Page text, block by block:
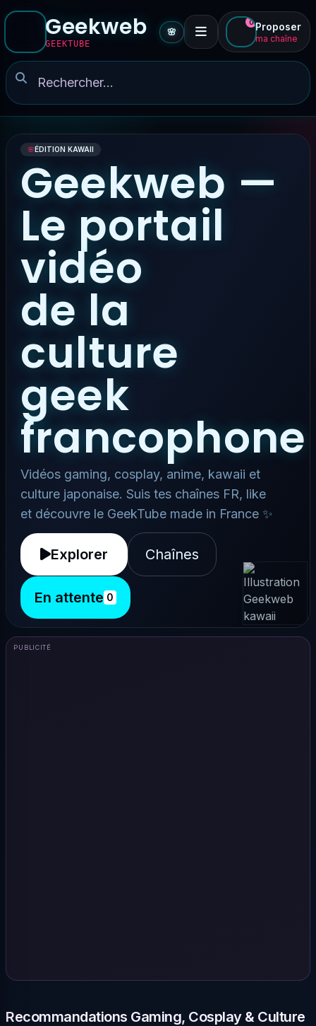
Geekweb
GEEKTUBE
🌸
0 Proposer
ma chaîne
🌸ÉDITION KAWAII
Geekweb —
Le portail
vidéo
de la
culture
geek
francophone
Vidéos gaming, cosplay, anime, kawaii et
culture japonaise. Suis tes chaînes FR, like
et découvre le GeekTube made in France ✨
Explorer Chaînes
En attente 0
PUBLICITÉ
Recommandations Gaming, Cosplay & Culture